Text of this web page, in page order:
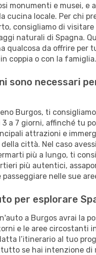
monumenti e musei, e
cucina locale. Per chi
consigliamo di visitare
naturali di Spagna.
qualcosa da offrire per
coppia o con la famiglia.
sono necessari
Burgos, ti
a 7 giorni, affinché tu
attrazioni e
città. Nel caso
più a lungo, ti
più autentici,
nelle sue
per esplorare
a Burgos avrai la
e le aree circostanti
l’itinerario al tuo
se hai intenzione di